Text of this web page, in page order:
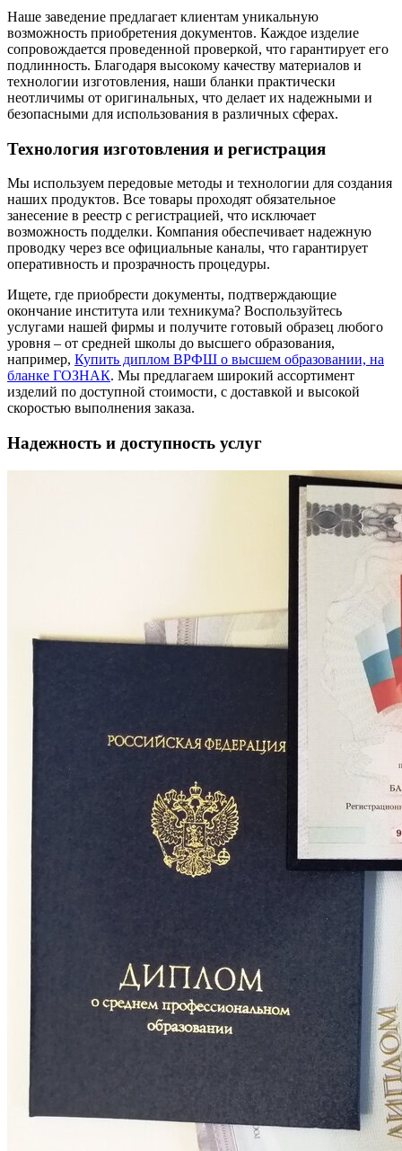
Наше заведение предлагает клиентам уникальную
возможность приобретения документов. Каждое изделие
сопровождается проведенной проверкой, что гарантирует его
подлинность. Благодаря высокому качеству материалов и
технологии изготовления, наши бланки практически
неотличимы от оригинальных, что делает их надежными и
безопасными для использования в различных сферах.
Технология изготовления и регистрация
Мы используем передовые методы и технологии для создания
наших продуктов. Все товары проходят обязательное
занесение в реестр с регистрацией, что исключает
возможность подделки. Компания обеспечивает надежную
проводку через все официальные каналы, что гарантирует
оперативность и прозрачность процедуры.
Ищете, где приобрести документы, подтверждающие
окончание института или техникума? Воспользуйтесь
услугами нашей фирмы и получите готовый образец любого
уровня – от средней школы до высшего образования,
например, Купить диплом ВРФШ о высшем образовании, на
бланке ГОЗНАК. Мы предлагаем широкий ассортимент
изделий по доступной стоимости, с доставкой и высокой
скоростью выполнения заказа.
Надежность и доступность услуг